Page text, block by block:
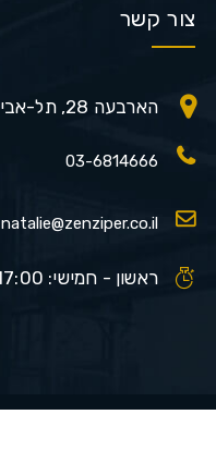
צור קשר
הארבעה 28, תל-אביב ישראל
03-6814666
natalie@zenziper.co.il
ראשון - חמישי: 17:00 - 9:00